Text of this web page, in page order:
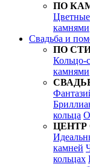
ПО
камнями
Свадьба и
ПО
Кольцо-
камнями
кольца
ЦЕНТР
камней
кольцах